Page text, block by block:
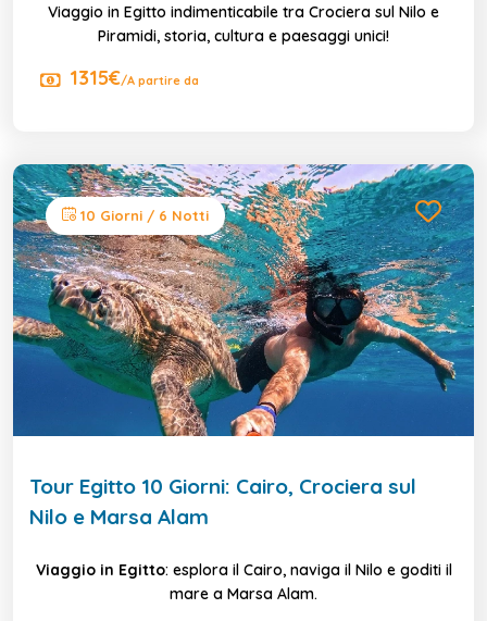
Viaggio in Egitto indimenticabile tra Crociera sul Nilo e
Piramidi, storia, cultura e paesaggi unici!
1315€/A partire da
10 Giorni / 6 Notti
Tour Egitto 10 Giorni: Cairo, Crociera sul
Nilo e Marsa Alam
Viaggio in Egitto: esplora il Cairo, naviga il Nilo e goditi il
mare a Marsa Alam.